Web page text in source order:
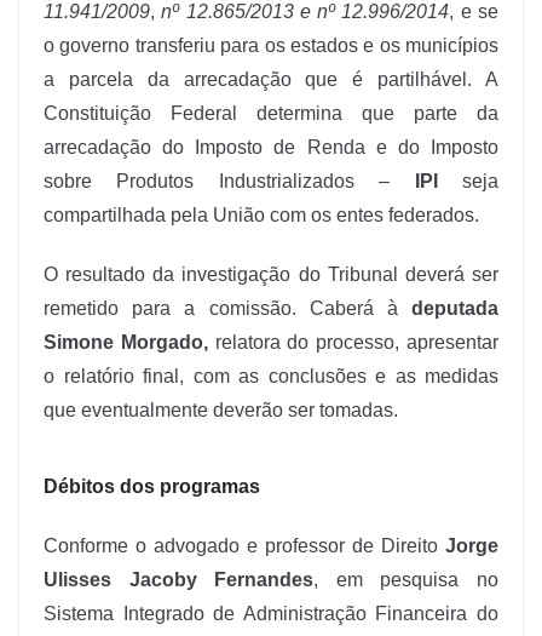
11.941/2009,nº 12.865/2013 e nº 12.996/2014, e se
o governo transferiu para os estados e os municípios
a parcela da arrecadação que é partilhável. A
Constituição Federal determina que parte da
arrecadação do Imposto de Renda e do Imposto
sobre Produtos Industrializados – IPI
seja
compartilhada pela União com os entes federados.
O resultado da investigação do Tribunal deverá ser
remetido para a comissão. Caberá à deputada
Simone Morgado,relatora do processo, apresentar
o relatório final, com as conclusões e as medidas
que eventualmente deverão ser tomadas.
Débitos dos programas
Conforme o advogado e professor de Direito Jorge
Ulisses Jacoby Fernandes, em pesquisa no
Sistema Integrado de Administração Financeira do